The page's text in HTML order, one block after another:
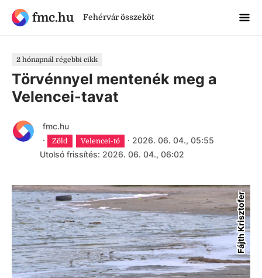
fmc.hu Fehérvár összeköt
2 hónapnál régebbi cikk
Törvénnyel mentenék meg a
Velencei-tavat
fmc.hu
·
Zöld Velencei-tó · 2026. 06. 04., 05:55
Utolsó frissítés: 2026. 06. 04., 06:02
Fájth Krisztofer